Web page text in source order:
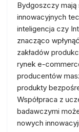
Bydgoszczy
innowacyjnych
inteligencja czy
znacząco
zakładów
rynek e-
producentów
produkty
Współpraca z
badawczymi
nowych